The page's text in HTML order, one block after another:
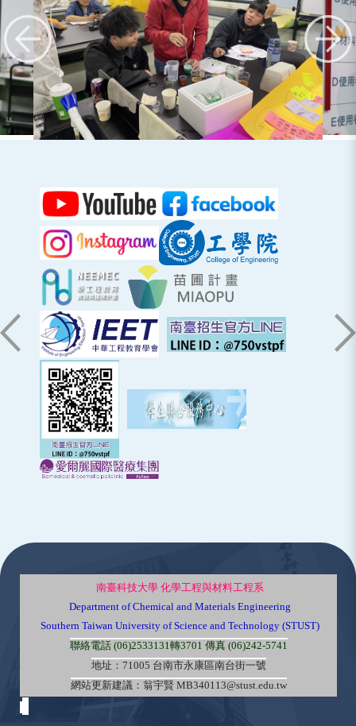
南臺科技大學 化學工程與材料工程系
Department of Chemical and Materials Engineering
Southern Taiwan University of Science and Technology (STUST)
聯絡電話 (06)2533131轉3701 傳真 (06)242-5741
地址：71005 台南市永康區南台街一號
網站更新建議：翁宇賢 MB340113@stust.edu.tw